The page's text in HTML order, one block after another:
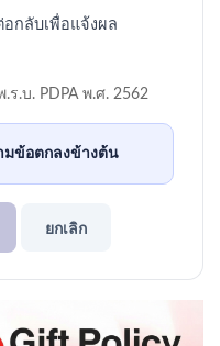
กลับเพื่อแจ้งผล
.บ. PDPA พ.ศ. 2562
มข้อตกลงข้างต้น
ยกเลิก